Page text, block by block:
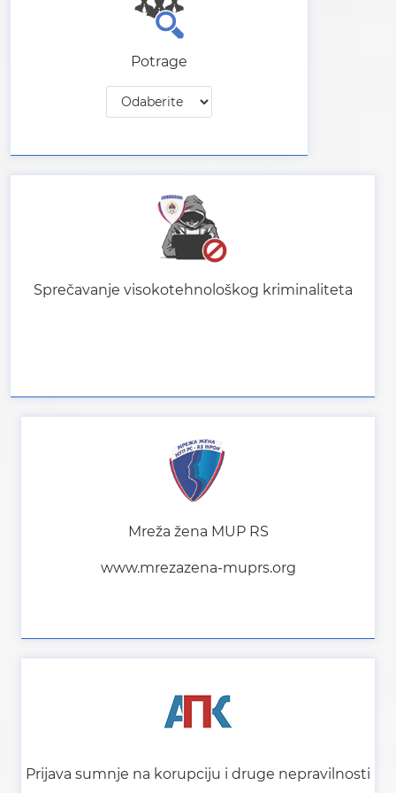
Potrage
Sprečavanje visokotehnološkog kriminaliteta
Mreža žena MUP RS
www.mrezazena-muprs.org
Prijava sumnje na korupciju i druge nepravilnosti